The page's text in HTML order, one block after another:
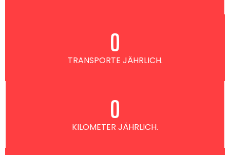
TRANSPORTE JÄHRLICH.
0
KILOMETER JÄHRLICH.
0